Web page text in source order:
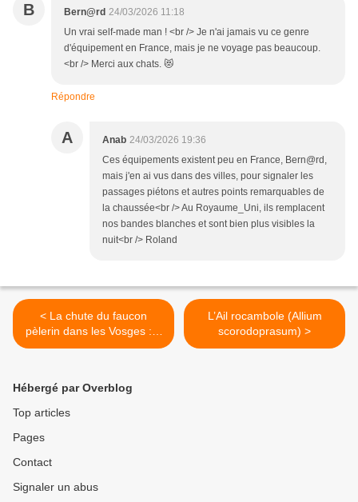
B Bern@rd 24/03/2026 11:18
Un vrai self-made man ! <br /> Je n'ai jamais vu ce genre
d'équipement en France, mais je ne voyage pas beaucoup.
<br /> Merci aux chats. 😻
Répondre
A Anab 24/03/2026 19:36
Ces équipements existent peu en France, Bern@rd,
mais j'en ai vus dans des villes, pour signaler les
passages piétons et autres points remarquables de
la chaussée<br /> Au Royaume_Uni, ils remplacent
nos bandes blanches et sont bien plus visibles la
nuit<br /> Roland
< La chute du faucon
pèlerin dans les Vosges : à
quoi ou à qui la faute ?
L’Ail rocambole (Allium
scorodoprasum) >
Hébergé par Overblog
Top articles
Pages
Contact
Signaler un abus